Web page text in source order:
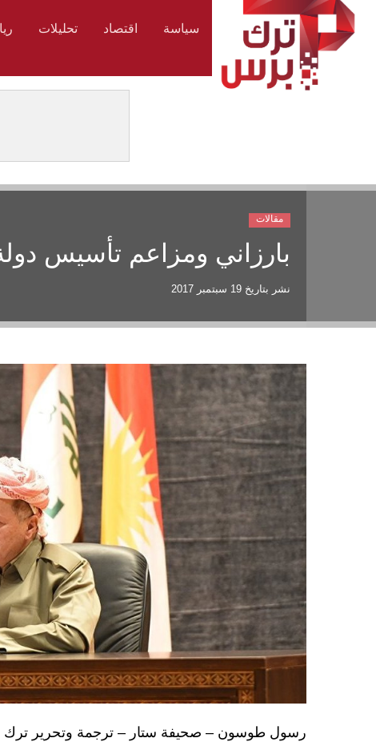
سياسة اقتصاد تحليلات
بارزاني ومزاعم تأسيس
نشر بتاريخ 19 سبتمبر 2017
مقالات
رسول طوسون – صحيفة ستار – ترجمة وتحرير